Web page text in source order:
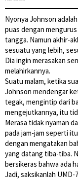
Nyonya Johnson
puas dengan
tangga. Namun akhir-
sesuatu yang lebih,
Dia ingin merasakan
melahirkannya.
Suatu malam, ketika
Johnson mendengar
tegak, mengintip dari
mengejutkannya, itu
Merasa tidak nyaman
pada jam-jam seperti
dengan mengatakan
yang datang tiba-tiba.
bersikeras bahwa ada
Jadi, saksikanlah